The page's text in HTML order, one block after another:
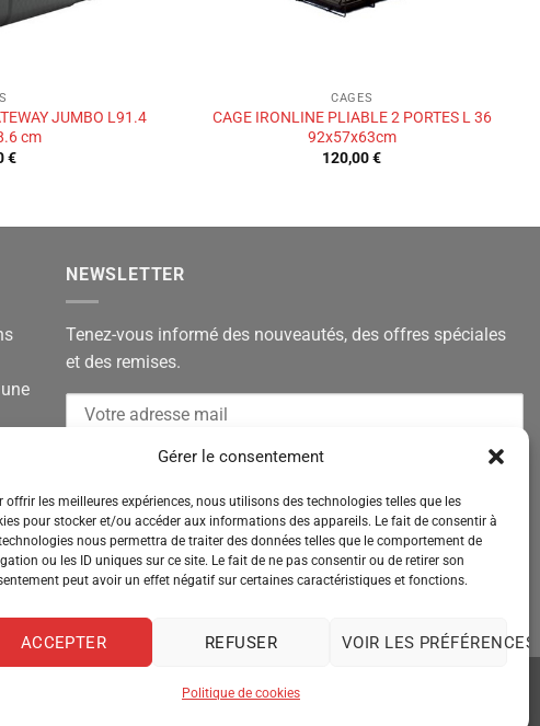
Gérer le consentement
offrir les meilleures expériences, nous utilisons des technologies telles que les
pour stocker et/ou accéder aux informations des appareils. Le fait de consentir à
nous permettra de traiter des données telles que le comportement de
ou les ID uniques sur ce site. Le fait de ne pas consentir ou de retirer son
peut avoir un effet négatif sur certaines caractéristiques et fonctions.
ACCEPTER REFUSER VOIR LES PRÉFÉRENCES
Politique de cookies
JUMBO L91.4
cm
€
CAGES
CAGE IRONLINE PLIABLE 2 PORTES L 36
92x57x63cm
120,00€
NEWSLETTER
Tenez-vous informé des nouveautés, des offres spéciales
et des remises.